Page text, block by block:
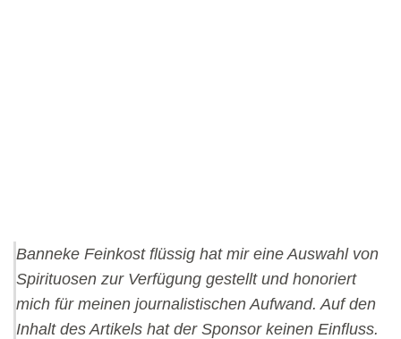
Banneke Feinkost flüssig hat mir eine Auswahl von
Spirituosen zur Verfügung gestellt und honoriert
mich für meinen journalistischen Aufwand. Auf den
Inhalt des Artikels hat der Sponsor keinen Einfluss.